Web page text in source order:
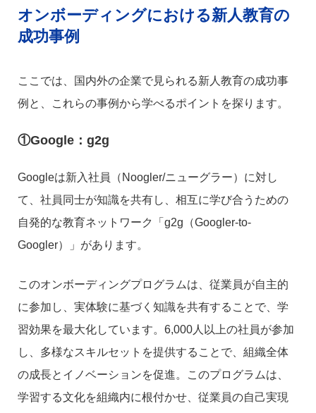
オンボーディングにおける新人教育の
成功事例
ここでは、国内外の企業で見られる新人教育の成功事
例と、これらの事例から学べるポイントを探ります。
①Google：g2g
Googleは新入社員（Noogler/ニューグラー）に対し
て、社員同士が知識を共有し、相互に学び合うための
自発的な教育ネットワーク「g2g（Googler-to-
Googler）」があります。
このオンボーディングプログラムは、従業員が自主的
に参加し、実体験に基づく知識を共有することで、学
習効果を最大化しています。6,000人以上の社員が参加
し、多様なスキルセットを提供することで、組織全体
の成長とイノベーションを促進。このプログラムは、
学習する文化を組織内に根付かせ、従業員の自己実現